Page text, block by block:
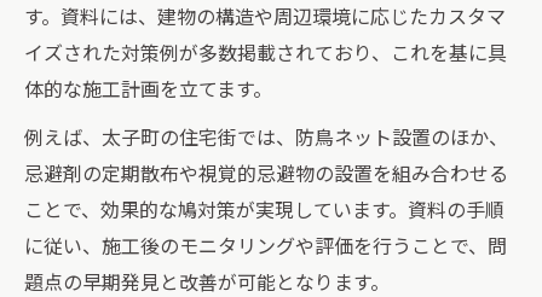
す。資料には、建物の構造や周辺環境に応じたカスタマ
イズされた対策例が多数掲載されており、これを基に具
体的な施工計画を立てます。
例えば、太子町の住宅街では、防鳥ネット設置のほか、
忌避剤の定期散布や視覚的忌避物の設置を組み合わせる
ことで、効果的な鳩対策が実現しています。資料の手順
に従い、施工後のモニタリングや評価を行うことで、問
題点の早期発見と改善が可能となります。